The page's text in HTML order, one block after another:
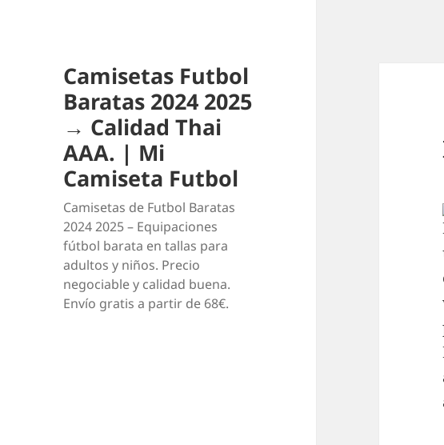
Camisetas Futbol
Baratas 2024 2025
→ Calidad Thai
AAA. | Mi
Camiseta Futbol
Camisetas de Futbol Baratas
2024 2025 – Equipaciones
fútbol barata en tallas para
adultos y niños. Precio
negociable y calidad buena.
Envío gratis a partir de 68€.